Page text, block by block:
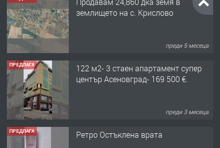
землището на с. Крислово
преди 5 месеца
ПРЕДЛАГА
122 м2- 3 стаен апартамент супер
център Асеновград- 169 500 €.
преди 3 месеца
ПРЕДЛАГА Ретро Остъклена врата